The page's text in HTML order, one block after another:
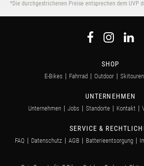
*Die durchgestrichenen Preise entsprechen dem UVP
SHOP
E-Bikes Fahrrad Outdoor Skitouren
UNTERNEHMEN
Unternehmen Jobs Standorte Kontakt
SERVICE &
FAQ Datenschutz AGB Batterieentsorgung